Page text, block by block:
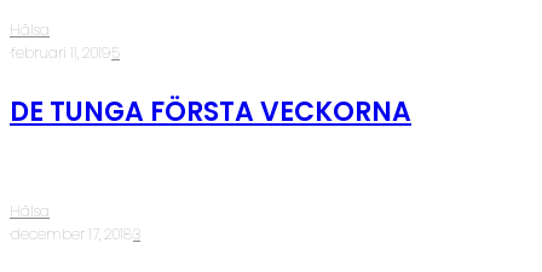
Hälsa
·februari 11, 2019·5
DE TUNGA FÖRSTA VECKORNA
Hälsa
·december 17, 2018·3